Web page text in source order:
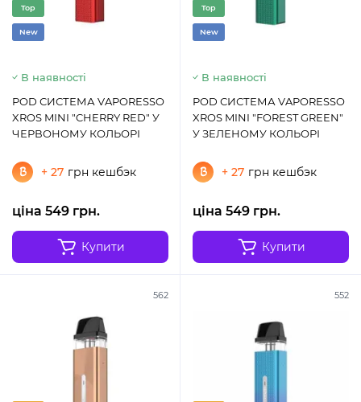
Top
New
В наявності
POD СИСТЕМА VAPORESSO
XROS MINI "CHERRY RED" У
ЧЕРВОНОМУ КОЛЬОРІ
+ 27 грн кешбэк
ціна 549 грн.
Купити
Top
New
В наявності
POD СИСТЕМА VAPORESSO
XROS MINI "FOREST GREEN"
У ЗЕЛЕНОМУ КОЛЬОРІ
+ 27 грн кешбэк
ціна 549 грн.
Купити
562 552